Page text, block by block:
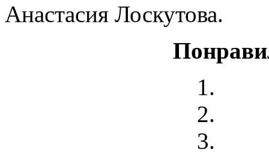
Анастасия Лоскутова.